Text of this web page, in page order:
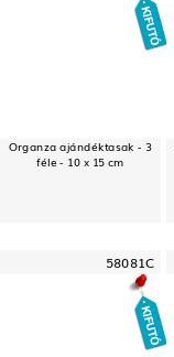
Organza ajándéktasak - 3
féle - 10 x 15 cm
58081C